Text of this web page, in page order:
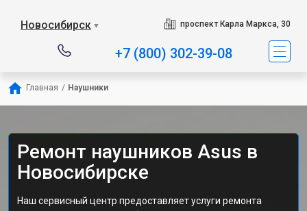
Новосибирск ▼ проспект Карла Маркса, 30
+7 (800) 302-39-08
Главная / Наушники
Ремонт наушников Asus в
Новосибирске
Наш сервисный центр предоставляет услуги ремонта